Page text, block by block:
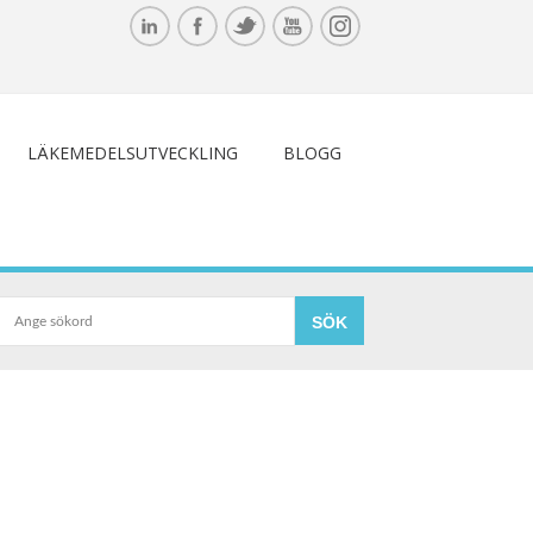
LÄKEMEDELSUTVECKLING BLOGG